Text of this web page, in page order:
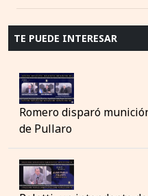
TE PUEDE INTERESAR
Romero disparó
de Pullaro